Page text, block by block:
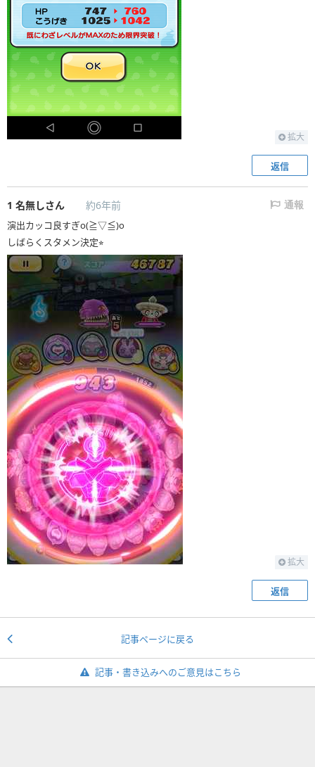
拡大
返信
1 名無しさん 約6年前 通報
演出カッコ良すぎo(≧▽≦)o
しばらくスタメン決定⭐︎
拡大
返信
記事ページに戻る
記事・書き込みへのご意見はこちら